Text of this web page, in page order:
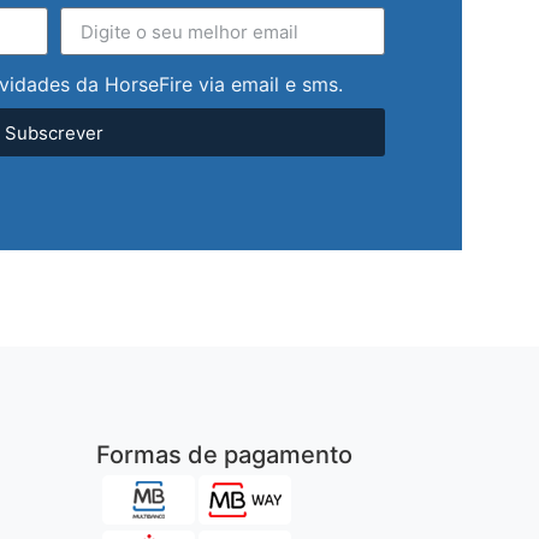
da HorseFire via email e sms.
Subscrever
Formas de pagamento